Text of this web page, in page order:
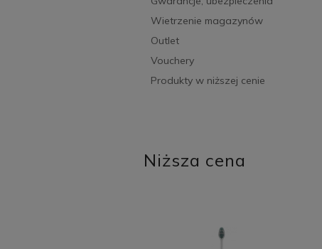
Wietrzenie magazynów
Outlet
Vouchery
Produkty w niższej cenie
Niższa cena